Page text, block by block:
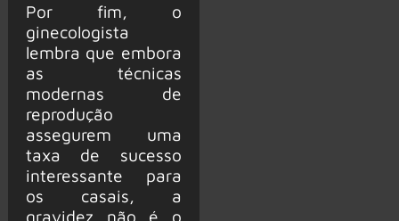
Por fim, o
ginecologista
lembra que embora
as técnicas
modernas de
reprodução
assegurem uma
taxa de sucesso
interessante para
os casais, a
gravidez não é o